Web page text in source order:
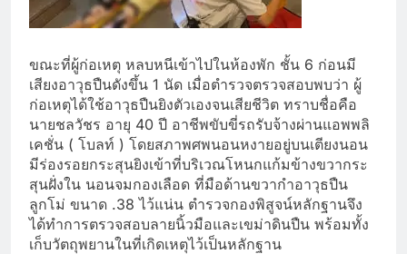
ขณะที่ผู้ก่อเหตุ หลบหนีเข้าไปในห้องพัก ชั้น 6 ก่อนมี
เสียงอาวุธปืนดังขึ้น 1 นัด เมื่อตำรวจตรวจสอบพบว่า ผู้
ก่อเหตุได้ใช้อาวุธปืนยิงตัวเองจนเสียชีวิต ทราบชื่อคือ
นายชลวัชร อายุ 40 ปี อาชีพขับขี่รถรับจ้างผ่านแอพพลิ
เคชั่น ( โบลท์ ) โดยสภาพศพนอนหงายอยู่บนเตียงนอน
มีร่องรอยกระสุนยิงเข้าที่บริเวณโหนกแก้มข้างขวากระ
สุนฝั่งใน นอนจมกองเลือด ที่มือด้านขวากำอาวุธปืน
ลูกโม่ ขนาด .38 ไว้แน่น ตำรวจกองพิสูจน์หลักฐานจึง
ได้ทำการตรวจสอบลายนิ้วมือและเขม่าดินปืน พร้อมทั้ง
เก็บวัตถุพยานในที่เกิดเหตุไว้เป็นหลักฐาน